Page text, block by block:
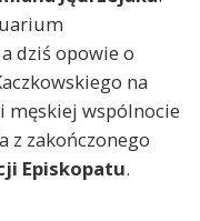
dziś opowie o
na
męskiej wspólnocie
z zakończonego
Episkopatu.